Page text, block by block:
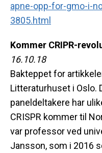
apne-opp-for-gmo-i-
3805.html
Kommer CRIPR-
16.10.18
Bakteppet for
Litteraturhuset i Oslo.
paneldeltakere har
CRISPR kommer til
var professor ved
Jansson, som i 2016